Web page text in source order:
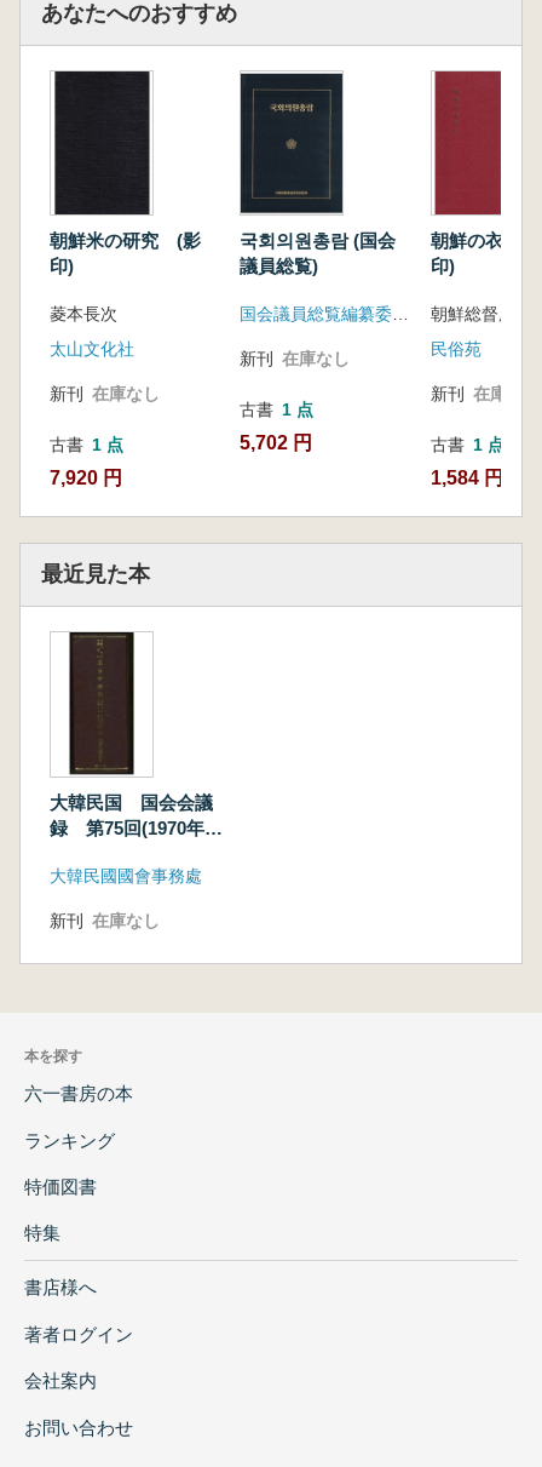
あなたへのおすすめ
朝鮮米の研究 (影
印)
菱本長次
太山文化社
新刊 在庫なし
古書 1 点
7,920 円
국회의원총람 (国会
議員総覧)
国会議員総覧編纂委員会
新刊 在庫なし
古書 1 点
5,702 円
朝鮮の衣食
印)
朝鮮総督府中
民俗苑
新刊 在庫なし
古書 1 点
1,584 円
最近見た本
大韓民国 国会会議
録 第75回(1970年)
まで
大韓民國國會事務處
新刊 在庫なし
本を探す
六一書房の本
ランキング
特価図書
特集
書店様へ
著者ログイン
会社案内
お問い合わせ